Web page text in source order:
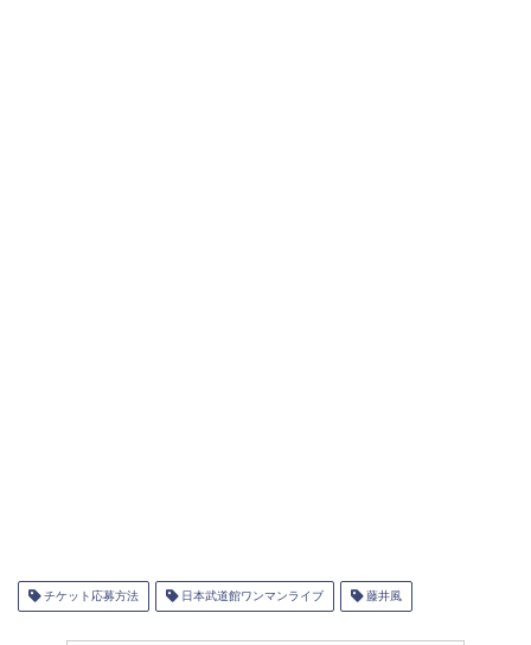
チケット応募方法 日本武道館ワンマンライブ 藤井風